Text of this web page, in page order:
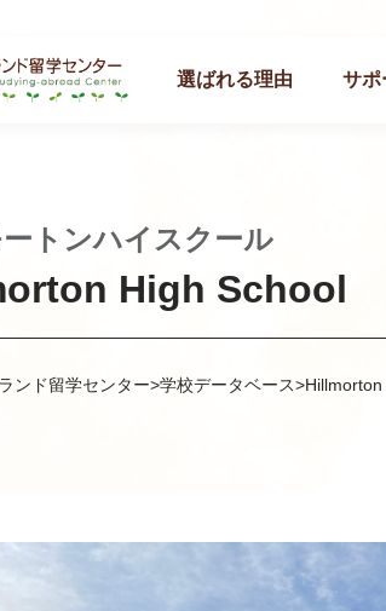
選ばれる理由 サポ
High School
ートンハイスクール
ンド留学センター>学校データベース>